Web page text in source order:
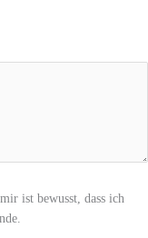
ist bewusst, dass ich